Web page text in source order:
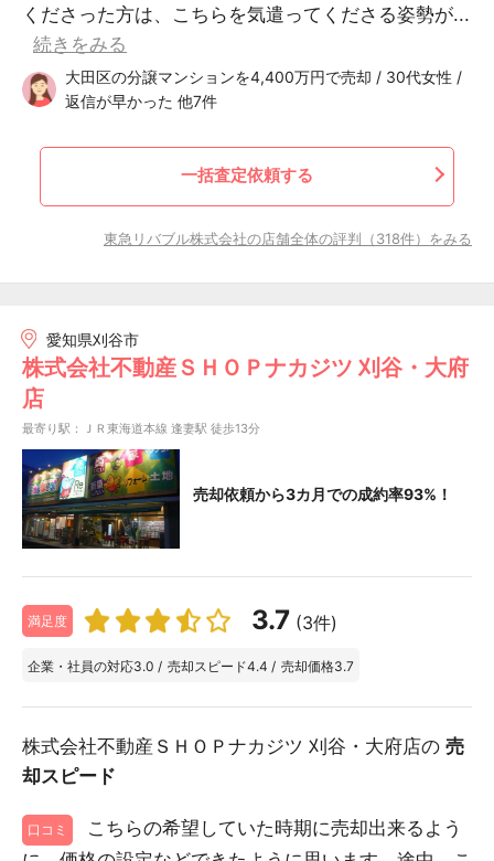
くださった方は、こちらを気遣ってくださる姿勢が...
続きをみる
大田区の分譲マンションを4,400万円で売却 / 30代女性 /
返信が早かった 他7件
一括査定依頼する
東急リバブル株式会社の店舗全体の評判（318件）をみる
愛知県刈谷市
株式会社不動産ＳＨＯＰナカジツ 刈谷・大府
店
最寄り駅：ＪＲ東海道本線 逢妻駅 徒歩13分
売却依頼から3カ月での成約率93%！
満足度 3.7 (3件)
企業・社員の対応3.0 / 売却スピード4.4 / 売却価格3.7
株式会社不動産ＳＨＯＰナカジツ 刈谷・大府店の 売
却スピード
口コミ
こちらの希望していた時期に売却出来るよう